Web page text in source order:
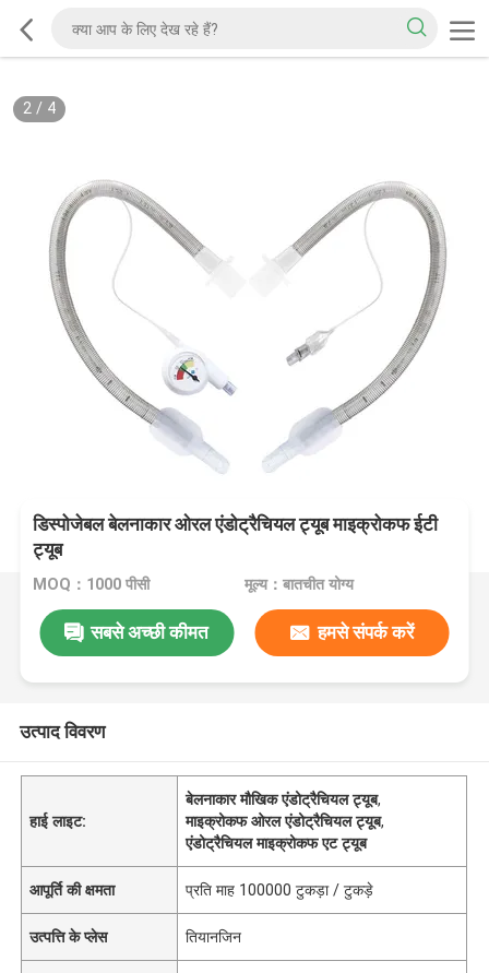
2/ 4
डिस्पोजेबल बेलनाकार ओरल एंडोट्रैचियल ट्यूब माइक्रोकफ ईटी
ट्यूब
MOQ：1000 पीसी मूल्य：बातचीत योग्य
सबसे अच्छी कीमत हमसे संपर्क करें
उत्पाद विवरण
हाई लाइट:
बेलनाकार मौखिक एंडोट्रैचियल ट्यूब,
माइक्रोकफ ओरल एंडोट्रैचियल ट्यूब,
एंडोट्रैचियल माइक्रोकफ एट ट्यूब
आपूर्ति की क्षमता प्रति माह 100000 टुकड़ा / टुकड़े
उत्पत्ति के प्लेस तियानजिन